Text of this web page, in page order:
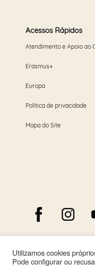
Acessos Rápidos
Atendimento e Apoio ao
Erasmus+
Europa
Política de privacidade
Mapa do Site
Utilizamos cookies
Pode configurar ou